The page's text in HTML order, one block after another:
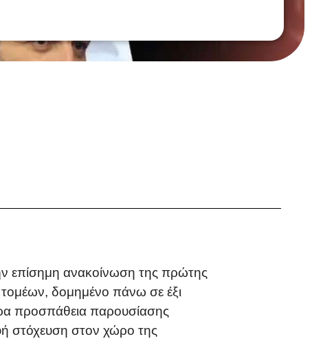
επίσημη ανακοίνωση της πρώτης
δομημένο πάνω σε έξι
προσπάθεια παρουσίασης
στόχευση στον χώρο της